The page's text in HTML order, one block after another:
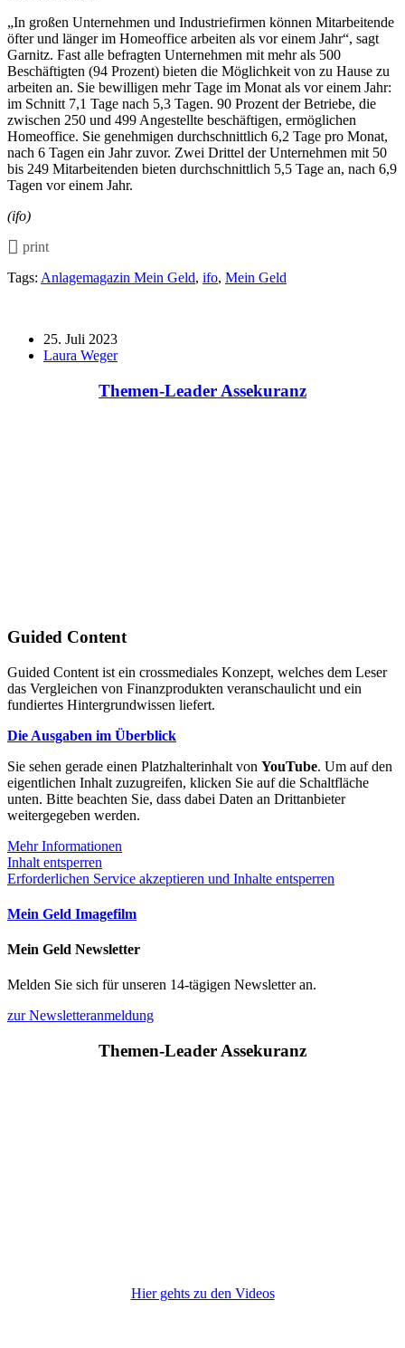
„In großen Unternehmen und Industriefirmen können Mitarbeitende
öfter und länger im Homeoffice arbeiten als vor einem Jahr“, sagt
Garnitz. Fast alle befragten Unternehmen mit mehr als 500
Beschäftigten (94 Prozent) bieten die Möglichkeit von zu Hause zu
arbeiten an. Sie bewilligen mehr Tage im Monat als vor einem Jahr:
im Schnitt 7,1 Tage nach 5,3 Tagen. 90 Prozent der Betriebe, die
zwischen 250 und 499 Angestellte beschäftigen, ermöglichen
Homeoffice. Sie genehmigen durchschnittlich 6,2 Tage pro Monat,
nach 6 Tagen ein Jahr zuvor. Zwei Drittel der Unternehmen mit 50
bis 249 Mitarbeitenden bieten durchschnittlich 5,5 Tage an, nach 6,9
Tagen vor einem Jahr.
(ifo)
print
Tags: Anlagemagazin Mein Geld, ifo, Mein Geld
25. Juli 2023
Laura Weger
Themen-Leader Assekuranz
Guided Content
Guided Content ist ein crossmediales Konzept, welches dem Leser
das Vergleichen von Finanzprodukten veranschaulicht und ein
fundiertes Hintergrundwissen liefert.
Die Ausgaben im Überblick
Sie sehen gerade einen Platzhalterinhalt von YouTube. Um auf den
eigentlichen Inhalt zuzugreifen, klicken Sie auf die Schaltfläche
unten. Bitte beachten Sie, dass dabei Daten an Drittanbieter
weitergegeben werden.
Mehr Informationen
Inhalt entsperren
Erforderlichen Service akzeptieren und Inhalte entsperren
Mein Geld Imagefilm
Mein Geld Newsletter
Melden Sie sich für unseren 14-tägigen Newsletter an.
zur Newsletteranmeldung
Themen-Leader Assekuranz
Hier gehts zu den Videos